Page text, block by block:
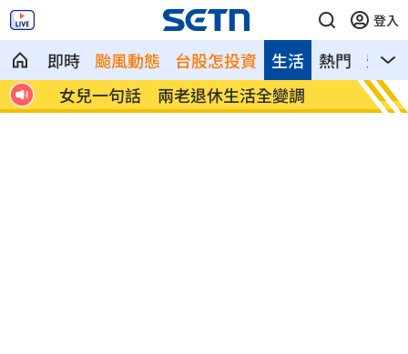
登入
即時 颱風動態 台股怎投資 熱門 影音
生活
女兒一句話 兩老退休生活全變調
記憶
襲